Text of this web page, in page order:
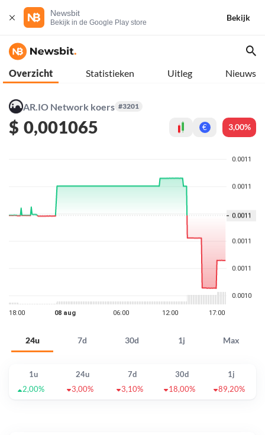
Newsbit
Bekijk in de Google Play store
Bekijk
Overzicht Statistieken Uitleg Nieuws
AR.IO Network koers #3201
$ 0,001065 € 3,00%
24u 7d 30d 1j Max
1u 24u 7d 30d
1j
2,00%
3,00% 3,10% 18,00% 89,20%